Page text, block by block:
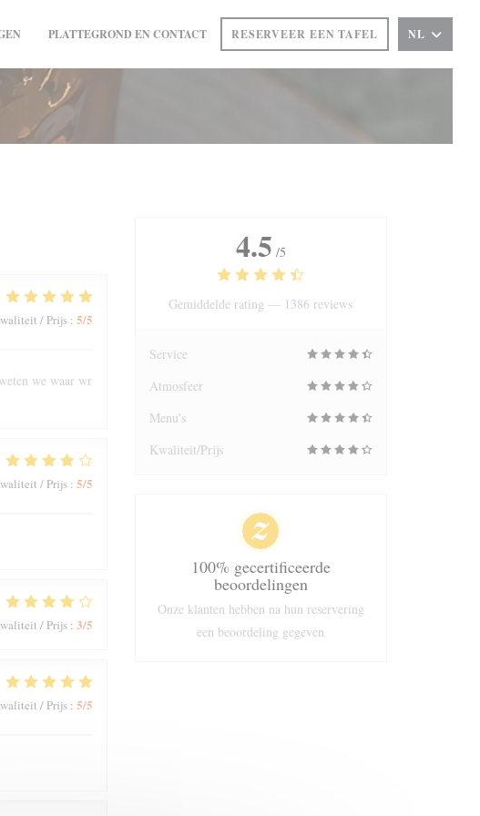
((OPENT IN EEN NIEUW VENSTER))
PLATTEGROND EN CONTACT RESERVEER EEN TAFEL NL
/ Prijs: 5/5
we waar wr
/ Prijs: 5/5
/ Prijs: 3/5
/ Prijs: 5/5
4.5 /5
Gemiddelde rating — 1386 reviews
Service
Atmosfeer
Menu's
Kwaliteit/Prijs
100% gecertificeerde
beoordelingen
Onze klanten hebben na hun reservering
een beoordeling gegeven